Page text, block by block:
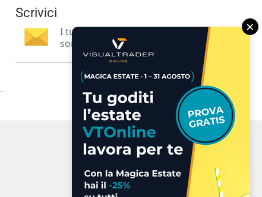
Scrivici
I tuoi suggerimenti per noi
sono preziosi e molto utili! »
×